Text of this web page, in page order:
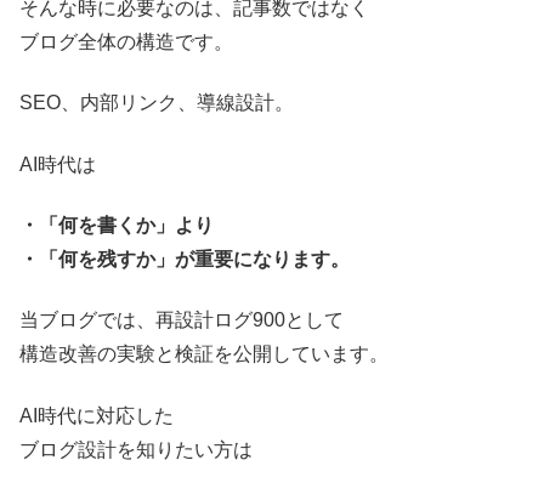
そんな時に必要なのは、記事数ではなく
ブログ全体の構造です。
SEO、内部リンク、導線設計。
AI時代は
・「何を書くか」より
・「何を残すか」が重要になります。
当ブログでは、再設計ログ900として
構造改善の実験と検証を公開しています。
AI時代に対応した
ブログ設計を知りたい方は